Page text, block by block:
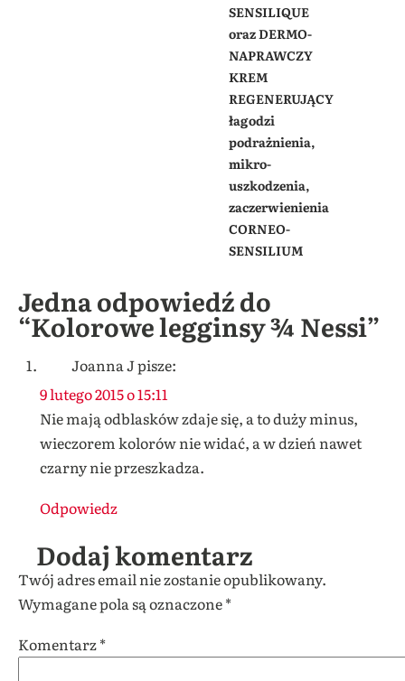
SENSILIQUE
oraz DERMO-
NAPRAWCZY
KREM
REGENERUJĄCY
łagodzi
podrażnienia,
mikro-
uszkodzenia,
zaczerwienienia
CORNEO-
SENSILIUM
Jedna odpowiedź do
“Kolorowe legginsy ¾ Nessi”
Joanna Jpisze:
9 lutego 2015 o 15:11
Nie mają odblasków zdaje się, a to duży minus,
wieczorem kolorów nie widać, a w dzień nawet
czarny nie przeszkadza.
Odpowiedz
Dodaj komentarz
Twój adres email nie zostanie opublikowany.
Wymagane pola są oznaczone*
Komentarz*